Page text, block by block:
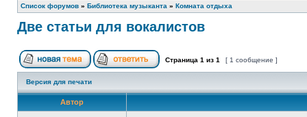
Список форумов » Библиотека музыканта » Комната отдыха
Две статьи для вокалистов
Страница 1 из 1 [ 1 сообщение ]
Версия для печати
Автор